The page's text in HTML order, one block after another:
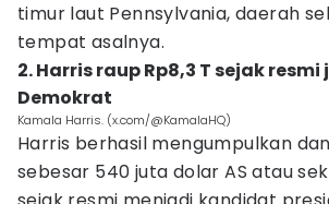
timur laut Pennsylvania, daerah
tempat asalnya.
2. Harris raup Rp8,3 T sejak
Demokrat
Kamala Harris. (x.com/@KamalaHQ)
Harris berhasil mengumpulkan
sebesar 540 juta dolar AS atau